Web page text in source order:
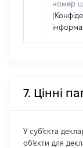
номер
7. Цінні
У суб'єкта
об'єкти для